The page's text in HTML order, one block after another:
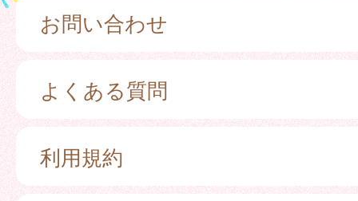
お問い合わせ
よくある質問
利用規約